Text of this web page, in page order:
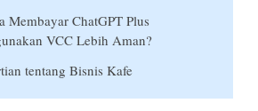
Membayar ChatGPT Plus
VCC Lebih Aman?
tentang Bisnis Kafe